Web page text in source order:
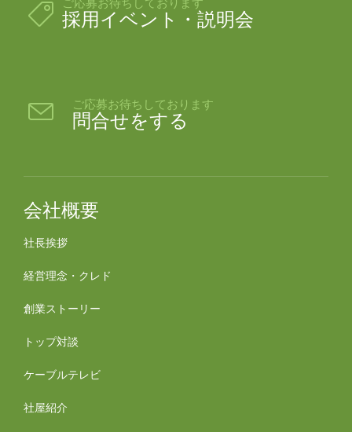
 採用イベント・説明会
 ご応募お待ちしております
問合せをする
会社概要
社長挨拶
経営理念・クレド
創業ストーリー
トップ対談
ケーブルテレビ
社屋紹介